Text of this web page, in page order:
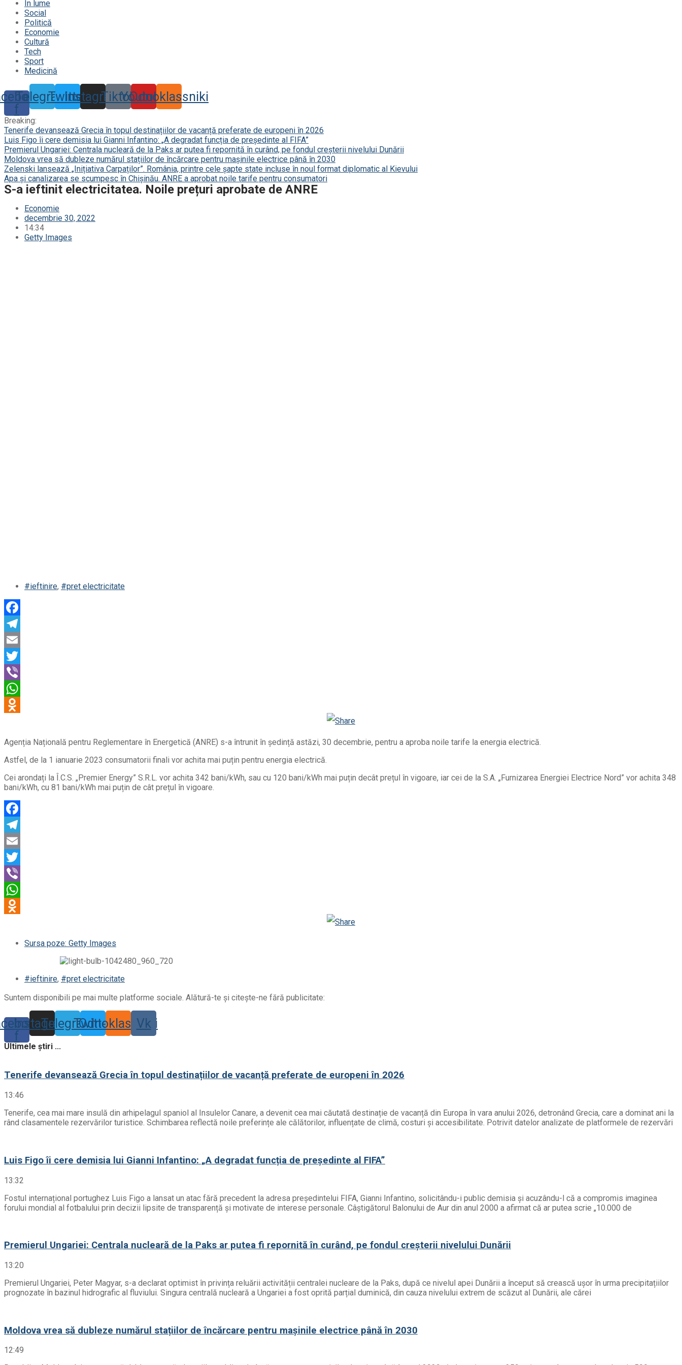
În lume
Social
Politică
Economie
Cultură
Tech
Sport
Medicină
f
TelegramTwitter
Instagram
TiktokYoutube
Odnoklassniki
Breaking:
Tenerife devansează Grecia în topul destinațiilor de vacanță preferate de europeni în 2026
Luis Figo îi cere demisia lui Gianni Infantino: „A degradat funcția de președinte al FIFA”
Premierul Ungariei: Centrala nucleară de la Paks ar putea fi repornită în curând, pe fondul creșterii nivelului Dunării
Moldova vrea să dubleze numărul stațiilor de încărcare pentru mașinile electrice până în 2030
Zelenski lansează „Inițiativa Carpaților”. România, printre cele șapte state incluse în noul format diplomatic al Kievului
Apa și canalizarea se scumpesc în Chișinău. ANRE a aprobat noile tarife pentru consumatori
S-a ieftinit electricitatea. Noile prețuri aprobate de ANRE
Economie
decembrie 30, 2022
14:34
Getty Images
#ieftinire, #pret electricitate
Odnoklassniki
Agenția Națională pentru Reglementare în Energetică (ANRE) s-a întrunit în ședință astăzi, 30 decembrie, pentru a aproba noile tarife la energia electrică.
Astfel, de la 1 ianuarie 2023 consumatorii finali vor achita mai puțin pentru energia electrică.
Cei arondați la Î.C.S. „Premier Energy” S.R.L. vor achita 342 bani/kWh, sau cu 120 bani/kWh mai puțin decât prețul în vigoare, iar cei de la S.A. „Furnizarea Energiei Electrice Nord” vor achita 348
bani/kWh, cu 81 bani/kWh mai puțin de cât prețul în vigoare.
Odnoklassniki
Sursa poze: Getty Images
#ieftinire, #pret electricitate
Suntem disponibili pe mai multe platforme sociale. Alătură-te și citește-ne fără publicitate:
f
Instagram
TelegramTwitter
Odnoklassniki
Vk
Ultimele știri ...
Tenerife devansează Grecia în topul destinațiilor de vacanță preferate de europeni în 2026
13:46
Tenerife, cea mai mare insulă din arhipelagul spaniol al Insulelor Canare, a devenit cea mai căutată destinație de vacanță din Europa în vara anului 2026, detronând Grecia, care a dominat ani la
rând clasamentele rezervărilor turistice. Schimbarea reflectă noile preferințe ale călătorilor, influențate de climă, costuri și accesibilitate. Potrivit datelor analizate de platformele de rezervări
Luis Figo îi cere demisia lui Gianni Infantino: „A degradat funcția de președinte al FIFA”
13:32
Fostul internațional portughez Luis Figo a lansat un atac fără precedent la adresa președintelui FIFA, Gianni Infantino, solicitându-i public demisia și acuzându-l că a compromis imaginea
forului mondial al fotbalului prin decizii lipsite de transparență și motivate de interese personale. Câștigătorul Balonului de Aur din anul 2000 a afirmat că ar putea scrie „10.000 de
Premierul Ungariei: Centrala nucleară de la Paks ar putea fi repornită în curând, pe fondul creșterii nivelului Dunării
13:20
Premierul Ungariei, Peter Magyar, s-a declarat optimist în privința reluării activității centralei nucleare de la Paks, după ce nivelul apei Dunării a început să crească ușor în urma precipitațiilor
prognozate în bazinul hidrografic al fluviului. Singura centrală nucleară a Ungariei a fost oprită parțial duminică, din cauza nivelului extrem de scăzut al Dunării, ale cărei
Moldova vrea să dubleze numărul stațiilor de încărcare pentru mașinile electrice până în 2030
12:49